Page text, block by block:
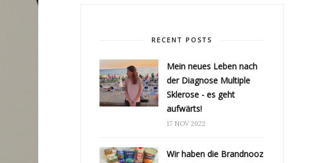
RECENT POSTS
Mein neues Leben nach
der Diagnose Multiple
Sklerose - es geht
aufwärts!
17 NOV 2022
Wir haben die Brandnooz